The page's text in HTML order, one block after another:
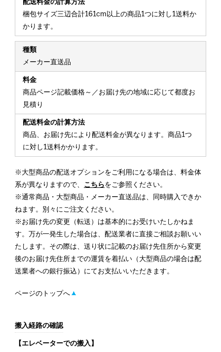
梱包サイズ三辺合計161cm以上の商品1つに対し1送料か
かります。
メーカー直送品
商品ページ記載価格～／お届け先の地域に応じて都度お
見積り
商品、お届け先により配送料金が異なります。商品1つ
に対し1送料かかります。
※大型商品の配送オプションをご利用になる場合は、料金体
系が異なりますので、 こちらをご参照ください。
※通常商品・大型商品・メーカー直送品は、同時購入できか
ねます。別々にご注文ください。
※お届け先の変更（転送）は基本的にお受けいたしかねま
す。万が一発生した場合は、配送業者に直接ご相談お願いい
たします。その際は、送り状に記載のお届け先住所から変更
後のお届け先住所までの運賃を着払い（大型商品の場合は配
送業者への銀行振込）にてお支払いいただきます。
ページのトップへ
搬入経路の確認
【エレベーターでの搬入】